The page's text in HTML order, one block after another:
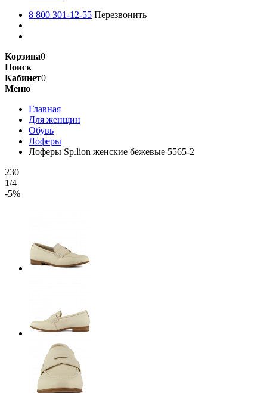
8 800 301-12-55 Перезвонить
Корзина0
Поиск
Кабинет0
Меню
Главная
Для женщин
Обувь
Лоферы
Лоферы Sp.lion женские бежевые 5565-2
230
1/4
-5%